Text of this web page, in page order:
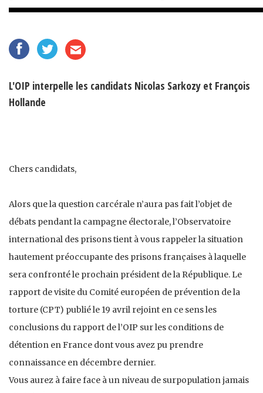
L'OIP interpelle les candidats Nicolas Sarkozy et François
Hollande
Chers candidats,
Alors que la question carcérale n’aura pas fait l’objet de
débats pendant la campagne électorale, l’Observatoire
international des prisons tient à vous rappeler la situation
hautement préoccupante des prisons françaises à laquelle
sera confronté le prochain président de la République. Le
rapport de visite du Comité européen de prévention de la
torture (CPT) publié le 19 avril rejoint en ce sens les
conclusions du rapport de l’OIP sur les conditions de
détention en France dont vous avez pu prendre
connaissance en décembre dernier.
Vous aurez à faire face à un niveau de surpopulation jamais